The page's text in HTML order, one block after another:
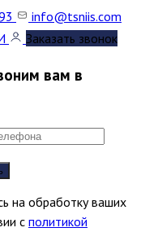
info@tsniis.com
Заказать звонок
вам в
на обработку ваших
с политикой